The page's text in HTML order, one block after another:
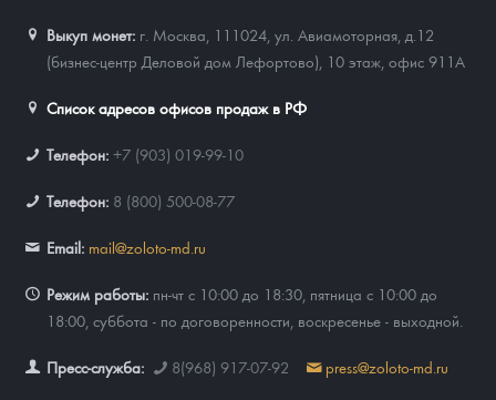
Выкуп монет: г. Москва, 111024, ул. Авиамоторная, д.12
(бизнес-центр Деловой дом Лефортово), 10 этаж, офис 911А
Список адресов офисов продаж в РФ
Телефон: +7 (903) 019-99-10
Телефон: 8 (800) 500-08-77
Email: mail@zoloto-md.ru
Режим работы: пн-чт с 10:00 до 18:30, пятница с 10:00 до
18:00, суббота - по договоренности, воскресенье - выходной.
Пресс-служба: 8(968) 917-07-92 press@zoloto-md.ru